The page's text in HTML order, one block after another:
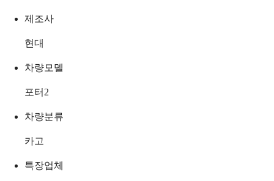
제조사
현대
차량모델
포터2
차량분류
카고
특장업체